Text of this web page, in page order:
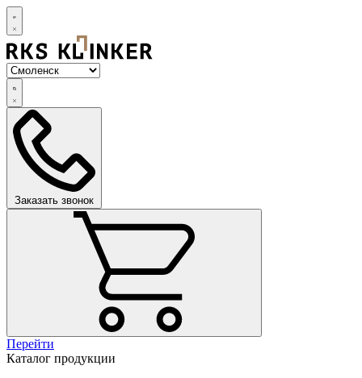
Заказать звонок
Перейти
Каталог продукции